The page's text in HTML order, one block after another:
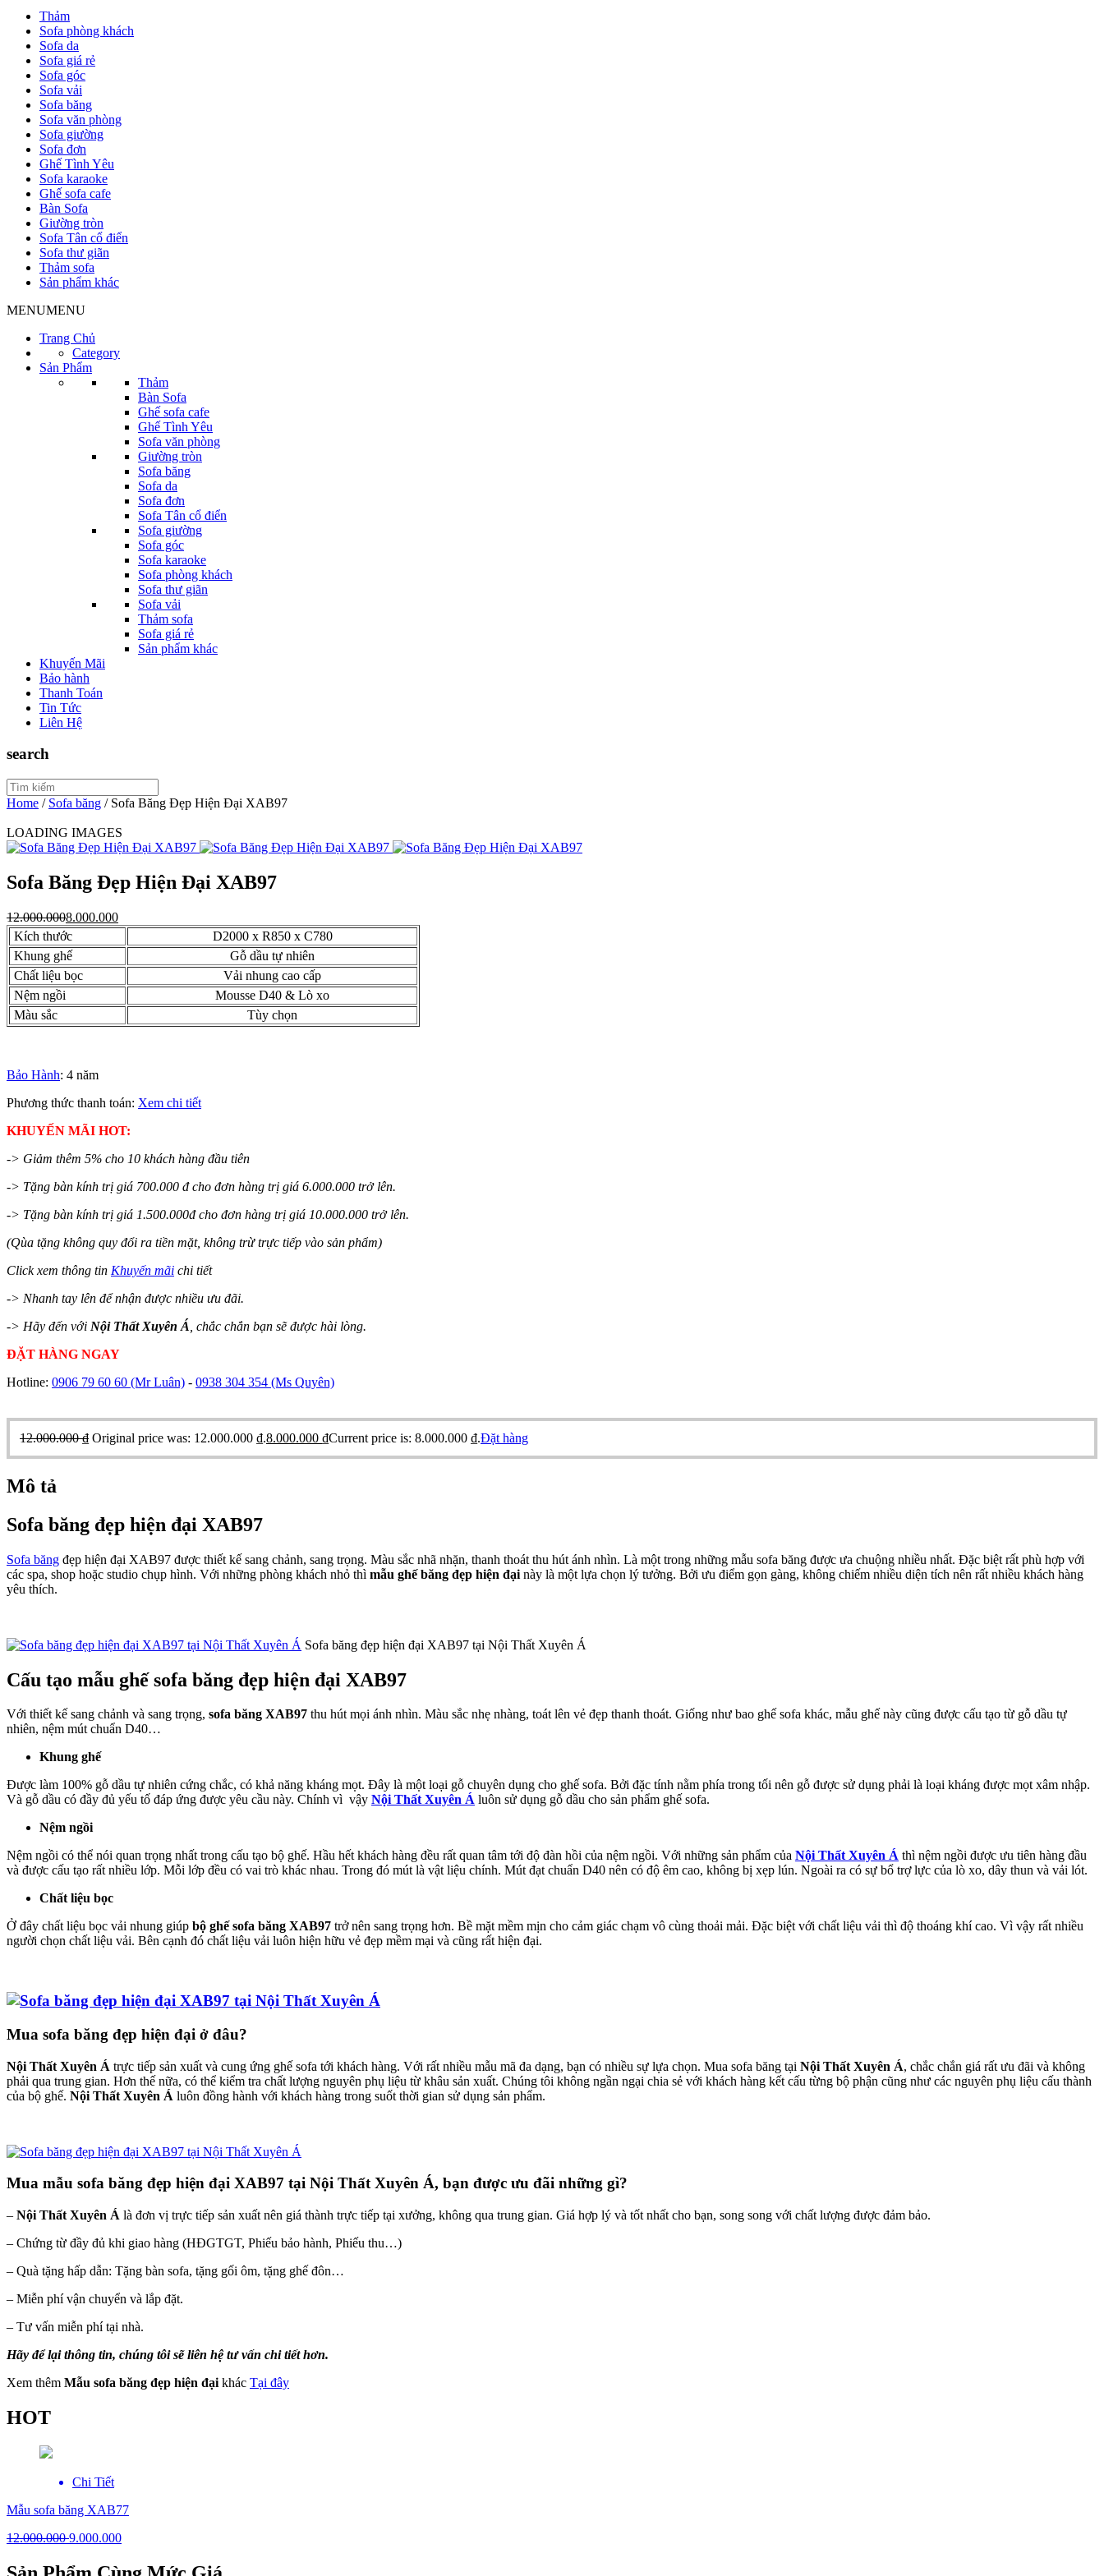
Thảm
Sofa phòng khách
Sofa da
Sofa giá rẻ
Sofa góc
Sofa vải
Sofa băng
Sofa văn phòng
Sofa giường
Sofa đơn
Ghế Tình Yêu
Sofa karaoke
Ghế sofa cafe
Bàn Sofa
Giường tròn
Sofa Tân cổ điển
Sofa thư giãn
Thảm sofa
Sản phẩm khác
MENUMENU
Trang Chủ
Category
Sản Phẩm
Thảm
Bàn Sofa
Ghế sofa cafe
Ghế Tình Yêu
Sofa văn phòng
Giường tròn
Sofa băng
Sofa da
Sofa đơn
Sofa Tân cổ điển
Sofa giường
Sofa góc
Sofa karaoke
Sofa phòng khách
Sofa thư giãn
Sofa vải
Thảm sofa
Sofa giá rẻ
Sản phẩm khác
Khuyến Mãi
Bảo hành
Thanh Toán
Tin Tức
Liên Hệ
search
Home / Sofa băng / Sofa Băng Đẹp Hiện Đại XAB97
LOADING IMAGES
Sofa Băng Đẹp Hiện Đại XAB97
12.000.0008.000.000
Kích thước
D2000 x R850 x C780
Khung ghế
Gỗ dầu tự nhiên
Chất liệu bọc
Vải nhung cao cấp
Nệm ngồi
Mousse D40 & Lò xo
Màu sắc
Tùy chọn
Bảo Hành: 4 năm
Phương thức thanh toán: Xem chi tiết
KHUYẾN MÃI HOT:
-> Giảm thêm 5% cho 10 khách hàng đầu tiên
-> Tặng bàn kính trị giá 700.000 đ cho đơn hàng trị giá 6.000.000 trở lên.
-> Tặng bàn kính trị giá 1.500.000đ cho đơn hàng trị giá 10.000.000 trở lên.
(Qùa tặng không quy đổi ra tiền mặt, không trừ trực tiếp vào sản phẩm)
Click xem thông tin Khuyến mãi chi tiết
-> Nhanh tay lên để nhận được nhiều ưu đãi.
-> Hãy đến với Nội Thất Xuyên Á , chắc chắn bạn sẽ được hài lòng.
ĐẶT HÀNG NGAY
Hotline: 0906 79 60 60 (Mr Luân) - 0938 304 354 (Ms Quyên)
12.000.000₫ Original price was: 12.000.000 ₫.8.000.000 ₫Current price is: 8.000.000 ₫.Đặt hàng
Mô tả
Sofa băng đẹp hiện đại XAB97
Sofa băng đẹp hiện đại XAB97 được thiết kế sang chảnh, sang trọng. Màu sắc nhã nhặn, thanh thoát thu hút ánh nhìn. Là một trong những mẫu sofa băng được ưa chuộng nhiều nhất. Đặc biệt rất phù hợp với
các spa, shop hoặc studio chụp hình. Với những phòng khách nhỏ thì mẫu ghế băng đẹp hiện đại này là một lựa chọn lý tưởng. Bởi ưu điểm gọn gàng, không chiếm nhiều diện tích nên rất nhiều khách hàng
yêu thích.
Sofa băng đẹp hiện đại XAB97 tại Nội Thất Xuyên Á
Cấu tạo mẫu ghế sofa băng đẹp hiện đại XAB97
Với thiết kế sang chảnh và sang trọng, sofa băng XAB97 thu hút mọi ánh nhìn. Màu sắc nhẹ nhàng, toát lên vẻ đẹp thanh thoát. Giống như bao ghế sofa khác, mẫu ghế này cũng được cấu tạo từ gỗ dầu tự
nhiên, nệm mút chuẩn D40…
Khung ghế
Được làm 100% gỗ dầu tự nhiên cứng chắc, có khả năng kháng mọt. Đây là một loại gỗ chuyên dụng cho ghế sofa. Bởi đặc tính nằm phía trong tối nên gỗ được sử dụng phải là loại kháng được mọt xâm nhập.
Và gỗ dầu có đầy đủ yếu tố đáp ứng được yêu cầu này. Chính vì vậy Nội Thất Xuyên Á luôn sử dụng gỗ dầu cho sản phẩm ghế sofa.
Nệm ngồi
Nệm ngồi có thể nói quan trọng nhất trong cấu tạo bộ ghế. Hầu hết khách hàng đều rất quan tâm tới độ đàn hồi của nệm ngồi. Với những sản phẩm của Nội Thất Xuyên Á thì nệm ngồi được ưu tiên hàng đầu
và được cấu tạo rất nhiều lớp. Mỗi lớp đều có vai trò khác nhau. Trong đó mút là vật liệu chính. Mút đạt chuẩn D40 nên có độ êm cao, không bị xẹp lún. Ngoài ra có sự bổ trợ lực của lò xo, dây thun và vải lót.
Chất liệu bọc
Ở đây chất liệu bọc vải nhung giúp bộ ghế sofa băng XAB97 trở nên sang trọng hơn. Bề mặt mềm mịn cho cảm giác chạm vô cùng thoải mải. Đặc biệt với chất liệu vải thì độ thoáng khí cao. Vì vậy rất nhiều
người chọn chất liệu vải. Bên cạnh đó chất liệu vải luôn hiện hữu vẻ đẹp mềm mại và cũng rất hiện đại.
Mua sofa băng đẹp hiện đại ở đâu?
Nội Thất Xuyên Á trực tiếp sản xuất và cung ứng ghế sofa tới khách hàng. Với rất nhiều mẫu mã đa dạng, bạn có nhiều sự lựa chọn. Mua sofa băng tại Nội Thất Xuyên Á, chắc chắn giá rất ưu đãi và không
phải qua trung gian. Hơn thế nữa, có thể kiểm tra chất lượng nguyên phụ liệu từ khâu sản xuất. Chúng tôi không ngần ngại chia sẻ với khách hàng kết cấu từng bộ phận cũng như các nguyên phụ liệu cấu thành
của bộ ghế. Nội Thất Xuyên Á luôn đồng hành với khách hàng trong suốt thời gian sử dụng sản phẩm.
Mua mẫu sofa băng đẹp hiện đại XAB97 tại Nội Thất Xuyên Á, bạn được ưu đãi những gì?
– Nội Thất Xuyên Á là đơn vị trực tiếp sản xuất nên giá thành trực tiếp tại xưởng, không qua trung gian. Giá hợp lý và tốt nhất cho bạn, song song với chất lượng được đảm bảo.
– Chứng từ đầy đủ khi giao hàng (HĐGTGT, Phiếu bảo hành, Phiếu thu…)
– Quà tặng hấp dẫn: Tặng bàn sofa, tặng gối ôm, tặng ghế đôn…
– Miễn phí vận chuyển và lắp đặt.
– Tư vấn miễn phí tại nhà.
Hãy để lại thông tin, chúng tôi sẽ liên hệ tư vấn chi tiết hơn.
Xem thêm Mẫu sofa băng đẹp hiện đại khác Tại đây
HOT
Chi Tiết
Mẫu sofa băng XAB77
12.000.0009.000.000